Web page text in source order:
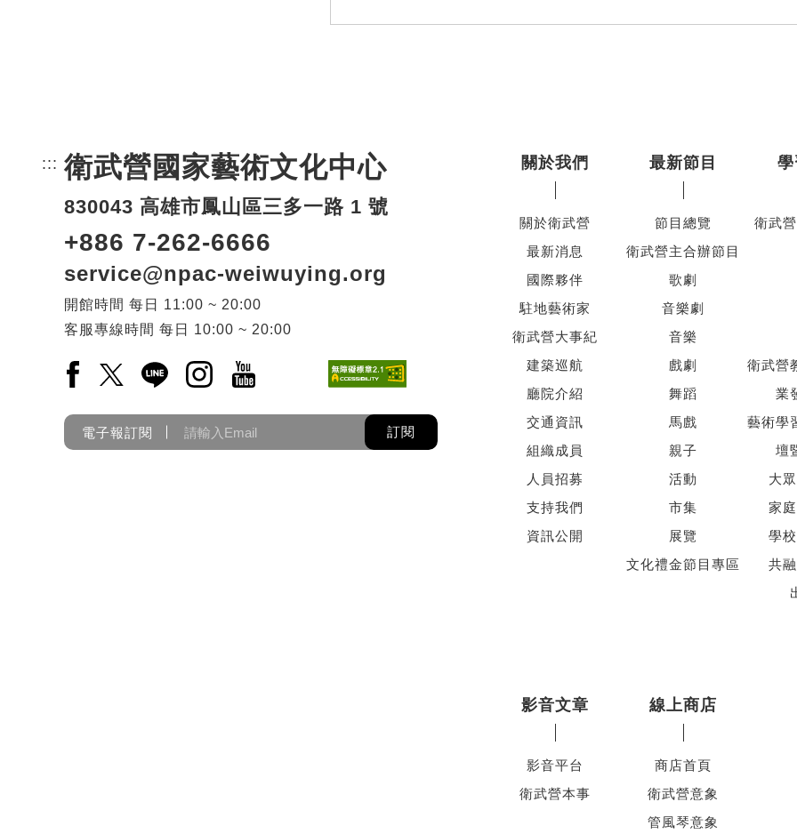
::: 頁尾網站資訊。
衛武營國家藝術文化中心
830043 高雄市鳳山區三多一路 1 號
+886 7-262-6666
service@npac-weiwuying.org
開館時間 每日
11:00 ~ 20:00
客服專線時間 每日 10:00 ~ 20:00
Facebook(另開新視窗)
X(另開新視窗)
LINE(另開新視窗)
Instagram(另開新視窗)
YouTube(另開新視窗)
電子報訂閱 訂閱
關於我們
關於衛武營
最新消息
國際夥伴
駐地藝術家
衛武營大事紀
建築巡航
廳院介紹
交通資訊
組織成員
人員招募
支持我們
資訊公開
最新節目
節目總覽
衛武營主合辦節目
歌劇
音樂劇
音樂
戲劇
舞蹈
馬戲
親子
活動
市集
展覽
文化禮金節目專區
衛武
衛武營
業
藝術學
壇
大
家
學
共
影音文章
影音平台
衛武營本事
線上商店
商店首頁
衛武營意象
管風琴意象